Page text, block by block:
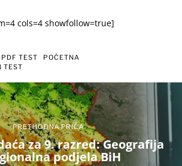
cols=4 showfollow=true]
PDF TEST
POČETNA
TEST
PRETHODNA PRIČA
za 9. razred: Geografija
podjela BiH